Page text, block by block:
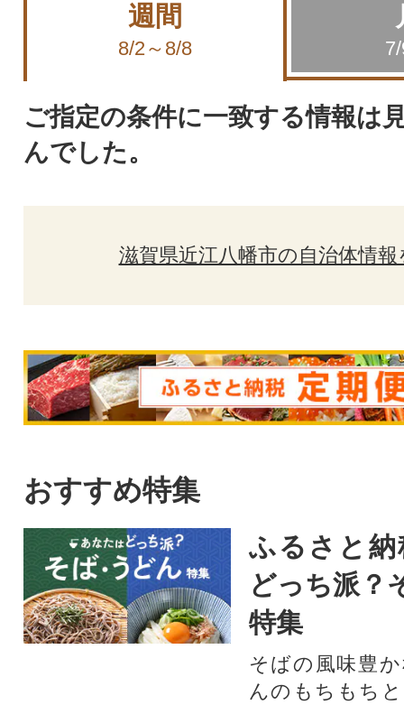
週間
8/2～8/8
ご指定の条件に一致する情報は
んでした。
滋賀県近江八幡市の自治体情報
おすすめ特集
ふるさと
どっち派？
特集
そばの風味豊
んのもちもち